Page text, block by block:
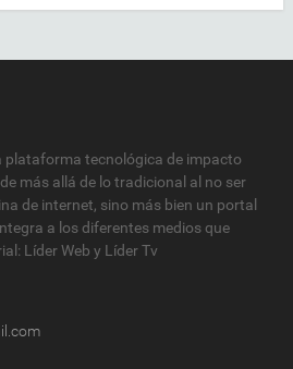
plataforma tecnológica de impacto
más allá de lo tradicional al no ser
de internet, sino más bien un portal
a los diferentes medios que
Líder Web y Líder Tv